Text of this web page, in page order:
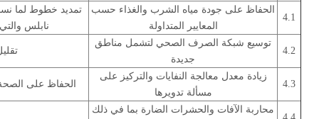
نابلس
الحفاظ على جودة مياه الشرب والغذاء حسب
المعايير المتداولة
4.1
توسيع شبكة الصرف الصحي لتشمل مناطق
جديدة
4.2
الحفاظ على
زيادة معدل معالجة النفايات والتركيز على
مسألة تدويرها
4.3
محاربة الآفات والحشرات الضارة بما في ذلك